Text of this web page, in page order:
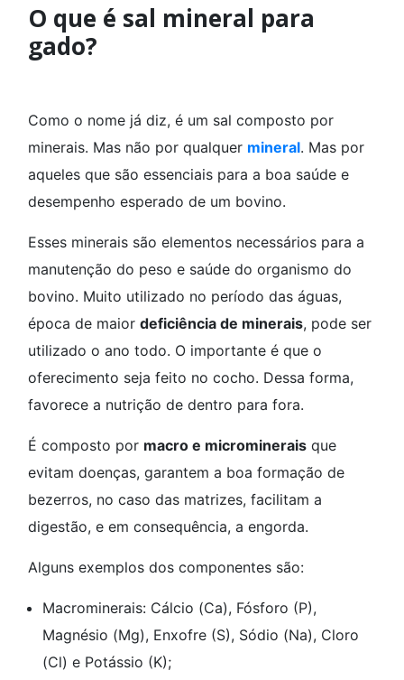
O que é sal mineral para
gado?
Como o nome já diz, é um sal composto por
minerais. Mas não por qualquer mineral. Mas por
aqueles que são essenciais para a boa saúde e
desempenho esperado de um bovino.
Esses minerais são elementos necessários para a
manutenção do peso e saúde do organismo do
bovino. Muito utilizado no período das águas,
época de maior deficiência de minerais, pode ser
utilizado o ano todo. O importante é que o
oferecimento seja feito no cocho. Dessa forma,
favorece a nutrição de dentro para fora.
É composto por macro e microminerais que
evitam doenças, garantem a boa formação de
bezerros, no caso das matrizes, facilitam a
digestão, e em consequência, a engorda.
Alguns exemplos dos componentes são:
Macrominerais: Cálcio (Ca), Fósforo (P),
Magnésio (Mg), Enxofre (S), Sódio (Na), Cloro
(Cl) e Potássio (K);